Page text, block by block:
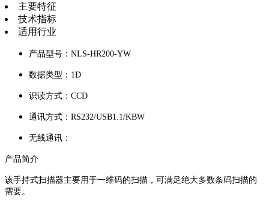
主要特征
技术指标
适用行业
产品型号：NLS-HR200-YW
数据类型：1D
识读方式：CCD
通讯方式：RS232/USB1.1/KBW
无线通讯：
产品简介
该手持式扫描器主要用于一维码的扫描，可满足绝大多数条码扫描的
需要。